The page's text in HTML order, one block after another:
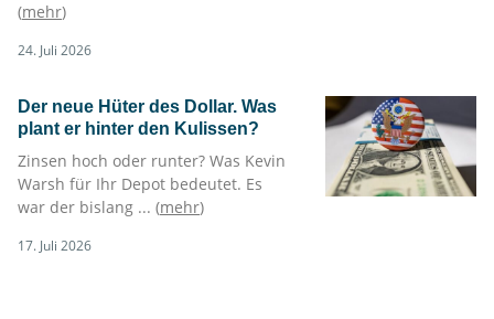
(mehr)
24. Juli 2026
Der neue Hüter des Dollar. Was
plant er hinter den Kulissen?
Zinsen hoch oder runter? Was Kevin
Warsh für Ihr Depot bedeutet. Es
war der bislang ... (mehr)
17. Juli 2026